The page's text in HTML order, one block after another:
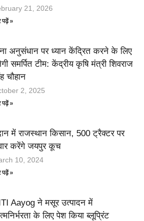
21, 2026
»
अनुसंधान पर ध्यान केंद्रित करने के लिए
समर्पित टीम: केंद्रीय कृषि मंत्री शिवराज
चौहान
2, 2025
»
में राजस्थान किसान, 500 ट्रैक्टर पर
करेंगे जयपुर कूच
10, 2024
»
Aayog ने मसूर उत्पादन में
के लिए पेश किया ब्लूप्रिंट